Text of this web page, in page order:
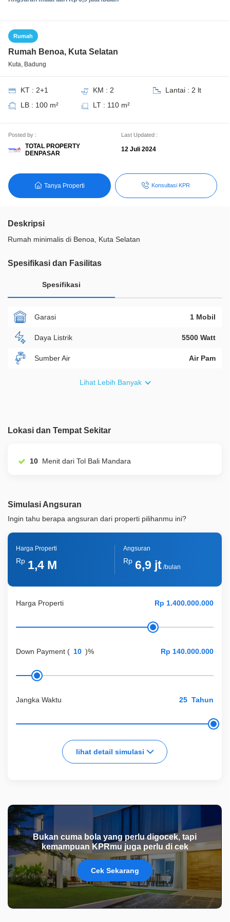
Rumah
Rumah Benoa, Kuta Selatan
Kuta, Badung
KT : 2+1 KM : 2
Lantai : 2 lt
LB : 100 m²
LT : 110 m²
Posted by :
TOTAL PROPERTY
DENPASAR
Last Updated :
12 Juli 2024
Tanya Properti Konsultasi KPR
Deskripsi
Rumah minimalis di Benoa, Kuta Selatan
Spesifikasi dan Fasilitas
Spesifikasi
Garasi 1 Mobil
Daya Listrik 5500 Watt
Sumber Air Air Pam
Lihat Lebih Banyak
Lokasi dan Tempat Sekitar
10 Menit dari Tol Bali Mandara
Simulasi Angsuran
Ingin tahu berapa angsuran dari properti pilihanmu ini?
Harga Properti
Down Payment ( )%
Jangka Waktu Tahun
lihat detail simulasi
Harga Properti
Rp 1,4 M
Angsuran
Rp 6,9 jt/bulan
Bukan cuma bola yang perlu digocek, tapi
kemampuan KPRmu juga perlu di cek
Cek Sekarang